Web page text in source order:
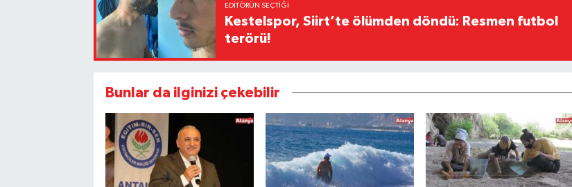
EDITÖRÜN SEÇTIĞI
Kestelspor, Siirt’te ölümden döndü: Resmen futbol
terörü!
Bunlar da ilginizi çekebilir